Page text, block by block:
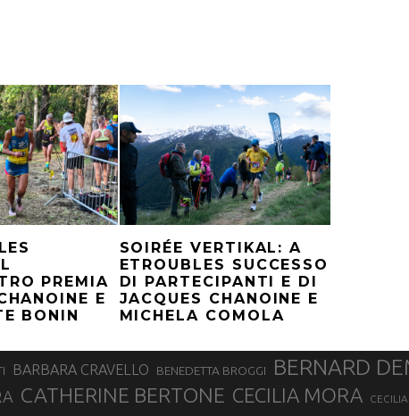
PREMIA
E
BONIN
SOIRÉE VERTIKAL: A
ETROUBLES SUCCESSO
DI PARTECIPANTI E DI
JACQUES CHANOINE E
MICHELA COMOLA
BARBARA CRAVELLO BENEDETTA BROGGI BERNARD
CATHERINE BERTONE CECILIA MORA